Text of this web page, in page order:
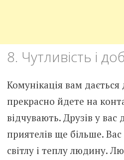
8. Чутливість і
Комунікація вам дається
прекрасно йдете на
відчувають. Друзів у вас
приятелів ще більше.
світлу і теплу людину.